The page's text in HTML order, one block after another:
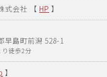
式会社 【 HP 】
早島町前潟 528-1
徒歩2分
】